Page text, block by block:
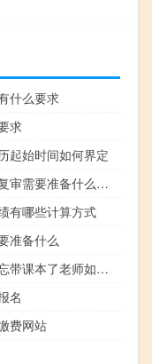
什么要求
求
起始时间如何界定
陕西遴选公务员资格复审需要准备什么材料
有哪些计算方式
准备什么
上课时发现一位学生忘带课本了老师如何处理
名
费网站